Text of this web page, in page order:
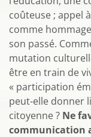
coûteuse ; appel
comme
son passé.
mutation
être en train de
« participation
peut-elle donner
citoyenne ? Ne
communication